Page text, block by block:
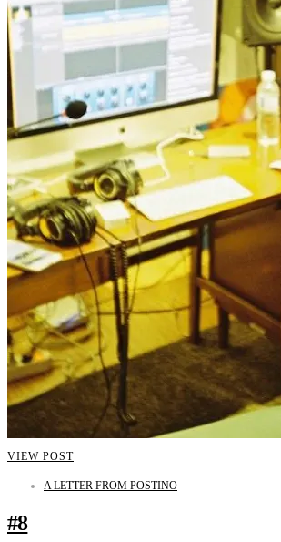
VIEW POST
A LETTER FROM POSTINO
#8